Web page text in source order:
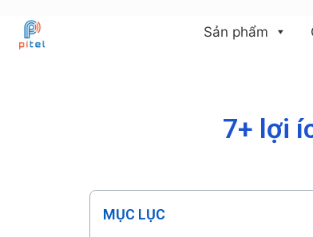
Sản phẩm
7+ lợi
MỤC LỤC